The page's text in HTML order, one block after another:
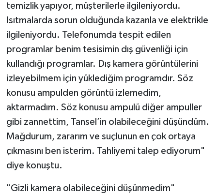
temizlik yapıyor, müşterilerle ilgileniyordu.
Isıtmalarda sorun olduğunda kazanla ve elektrikle
ilgileniyordu. Telefonumda tespit edilen
programlar benim tesisimin dış güvenliği için
kullandığı programlar. Dış kamera görüntülerini
izleyebilmem için yüklediğim programdır. Söz
konusu ampulden görüntü izlemedim,
aktarmadım. Söz konusu ampulü diğer ampuller
gibi zannettim, Tansel’in olabileceğini düşündüm.
Mağdurum, zararım ve suçlunun en çok ortaya
çıkmasını ben isterim. Tahliyemi talep ediyorum"
diye konuştu.
"Gizli kamera olabileceğini düşünmedim"